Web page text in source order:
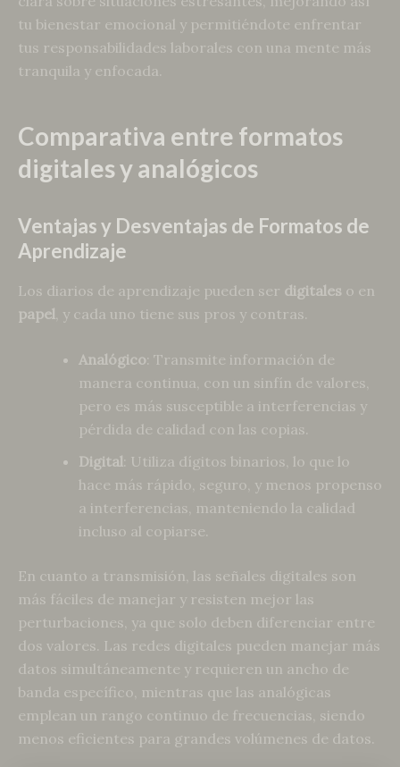
tu bienestar emocional y permitiéndote enfrentar
tus responsabilidades laborales con una mente más
tranquila y enfocada.
Comparativa entre formatos
digitales y analógicos
Ventajas y Desventajas de Formatos de
Aprendizaje
Los diarios de aprendizaje pueden ser digitales o en
papel , y cada uno tiene sus pros y contras.
Analógico: Transmite información de
manera continua, con un sinfín de valores,
pero es más susceptible a interferencias y
pérdida de calidad con las copias.
Digital: Utiliza dígitos binarios, lo que lo
hace más rápido, seguro, y menos propenso
a interferencias, manteniendo la calidad
incluso al copiarse.
En cuanto a transmisión, las señales digitales son
más fáciles de manejar y resisten mejor las
perturbaciones, ya que solo deben diferenciar entre
dos valores. Las redes digitales pueden manejar más
datos simultáneamente y requieren un ancho de
banda específico, mientras que las analógicas
emplean un rango continuo de frecuencias, siendo
menos eficientes para grandes volúmenes de datos.